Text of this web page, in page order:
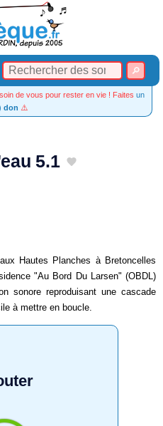
de vous pour rester en vie ! Faites un
don ⚠️
5.1
Hautes Planches à Bretoncelles
"Au Bord Du Larsen" (OBDL)
sonore reproduisant une cascade
à mettre en boucle.